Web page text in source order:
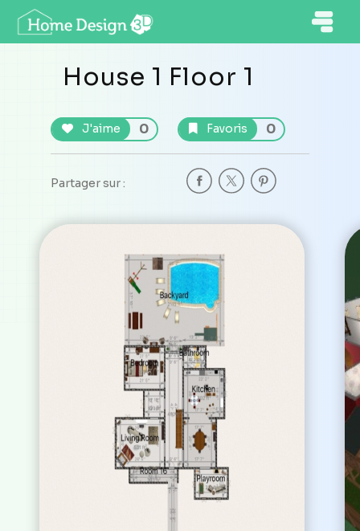
House 1 Floor 1
J'aime 0 Favoris 0
Partager sur :